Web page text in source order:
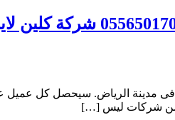
فى مدينة الرياض. سيحصل كل
من شركات ليس […]